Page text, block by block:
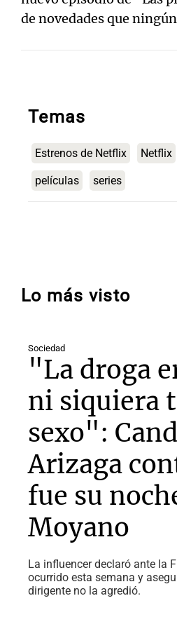
de novedades que
Temas
Estrenos de Netflix Netflix
películas series
Lo más visto
Sociedad
"La droga
ni siquiera
sexo":
Arizaga
fue su
Moyano
La influencer declaró ante la
ocurrido esta semana y
dirigente no la agredió.